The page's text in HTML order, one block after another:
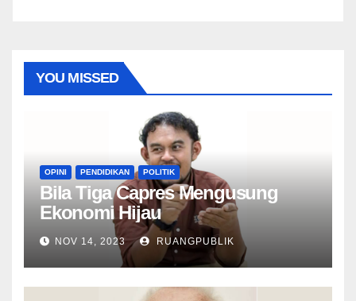
YOU MISSED
OPINI PENDIDIKAN POLITIK
Bila Tiga Capres Mengusung
Ekonomi Hijau
NOV 14, 2023 RUANGPUBLIK